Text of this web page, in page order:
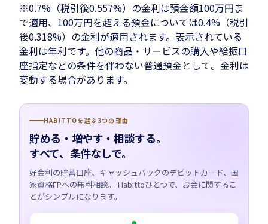
※0.7%（税引後0.557%）の金利は預金額100万円ま
で適用、100万円を超える預金については0.4%（税引
後0.318%）の金利が適用されます。表示されている
金利は年利です。他の商品・サービスの購入や給振口
座指定などの条件を伴わない普通預金として。金利は
変動する場合があります。
HABITTOを選ぶ3つの理由
貯める・増やす・相談する。
すべて、条件なしで。
好金利の貯蓄口座、キャッシュバックのデビットカード、国
家資格FPへの無料相談。 Habittoひとつで、お金に関するこ
とがシンプルになります。